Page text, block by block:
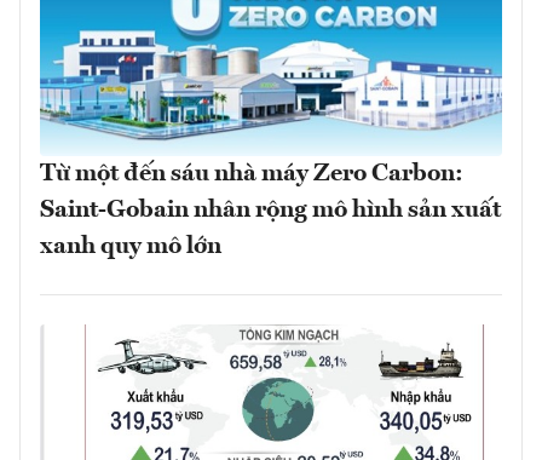
Từ một đến sáu nhà máy Zero Carbon:
Saint-Gobain nhân rộng mô hình sản xuất
xanh quy mô lớn